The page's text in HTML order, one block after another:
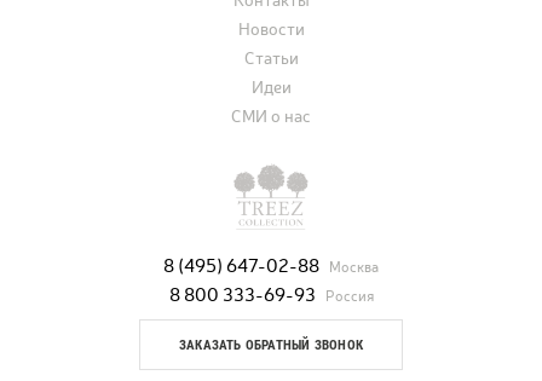
8 (495) 647-02-88 Москва
8 800 333-69-93 Россия
ЗАКАЗАТЬ ОБРАТНЫЙ ЗВОНОК
Новости
Статьи
Идеи
СМИ о нас